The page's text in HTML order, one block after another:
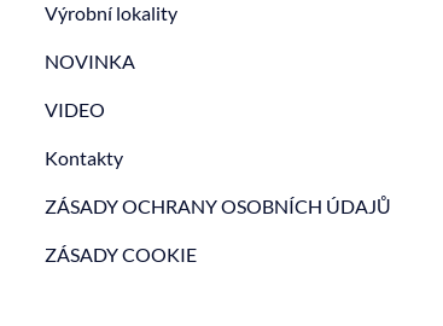
Výrobní lokality
NOVINKA
VIDEO
Kontakty
ZÁSADY OCHRANY OSOBNÍCH ÚDAJŮ
ZÁSADY COOKIE